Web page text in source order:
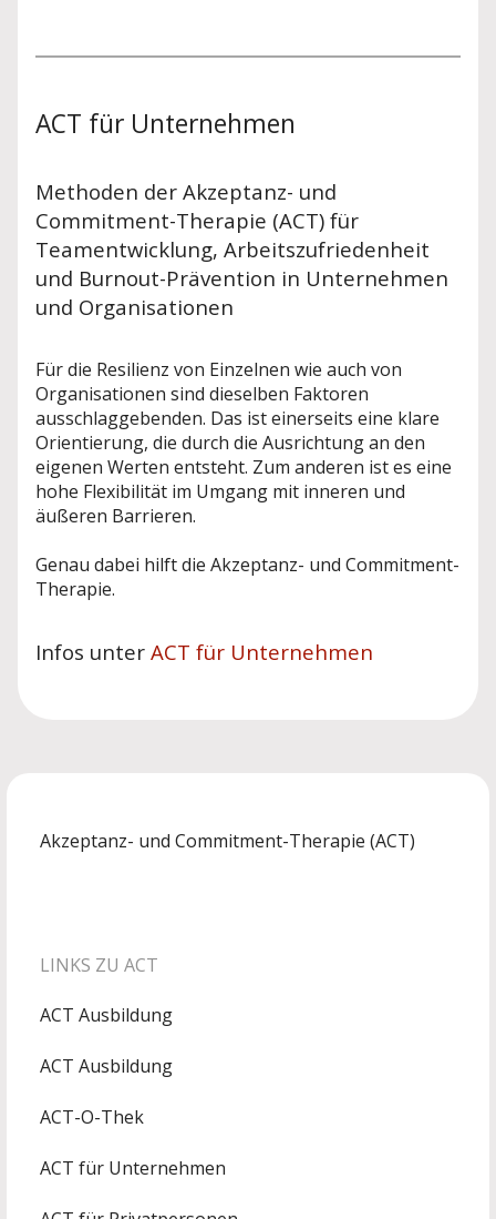
ACT für Unternehmen
Methoden der Akzeptanz- und
Commitment-Therapie (ACT) für
Teamentwicklung, Arbeitszufriedenheit
und Burnout-Prävention in Unternehmen
und Organisationen
Für die Resilienz von Einzelnen wie auch von
Organisationen sind dieselben Faktoren
ausschlaggebenden. Das ist einerseits eine klare
Orientierung, die durch die Ausrichtung an den
eigenen Werten entsteht. Zum anderen ist es eine
hohe Flexibilität im Umgang mit inneren und
äußeren Barrieren.
Genau dabei hilft die Akzeptanz- und Commitment-
Therapie.
Infos unter ACT für Unternehmen
Akzeptanz- und Commitment-Therapie (ACT)
LINKS ZU ACT
ACT Ausbildung
ACT Ausbildung
ACT-O-Thek
ACT für Unternehmen